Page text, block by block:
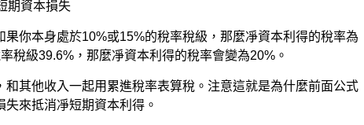
期資本損失
你本身處於10%或15%的稅率稅級，那麼凈資本利得的稅率為
稅級39.6%，那麼凈資本利得的稅率會變為20%。
其他收入一起用累進稅率表算稅。注意這就是為什麼前面公式
來抵消凈短期資本利得。